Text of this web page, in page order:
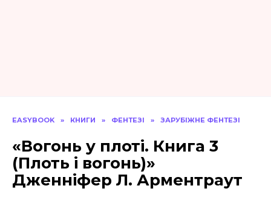
EASYBOOK » КНИГИ » ФЕНТЕЗІ » ЗАРУБІЖНЕ ФЕНТЕЗІ
«Вогонь у плоті. Книга 3
(Плоть і вогонь)»
Дженніфер Л. Арментраут